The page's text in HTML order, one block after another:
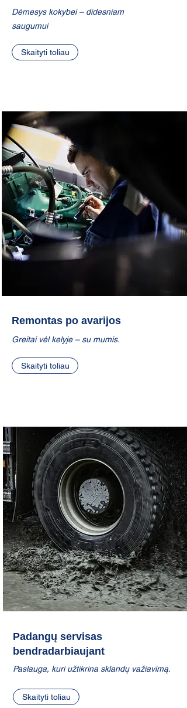
Dėmesys kokybei – didesniam
saugumui
Skaityti toliau
Remontas po avarijos
Greitai vėl kelyje – su mumis.
Skaityti toliau
Padangų servisas
bendradarbiaujant
Paslauga, kuri užtikrina sklandų važiavimą.
Skaityti toliau